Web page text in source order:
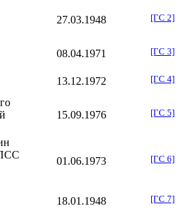
27.03.1948 [ГС 2]
08.04.1971 [ГС 3]
13.12.1972 [ГС 4]
15.09.1976 [ГС 5]
01.06.1973 [ГС 6]
18.01 .1948 [ГС 7]